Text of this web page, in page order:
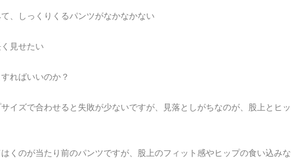
、しっくりくるパンツがなかなかない
見せたい
ればいいのか？
イズで合わせると失敗が少ないですが、見落としがちなのが、股上とヒ
くのが当たり前のパンツですが、股上のフィット感やヒップの食い込み